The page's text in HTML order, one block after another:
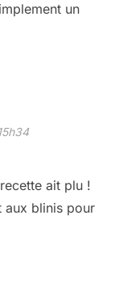
un
ait plu !
aux blinis pour